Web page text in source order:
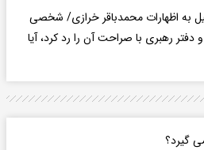
به اظهارات محمدباقر خرازی/ شخصی
رهبری با صراحت آن را رد کرد، آیا
گیرد؟